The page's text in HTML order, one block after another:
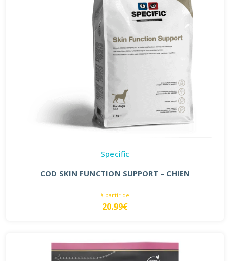
Specific
COD SKIN FUNCTION SUPPORT – CHIEN
à partir de
20.99€